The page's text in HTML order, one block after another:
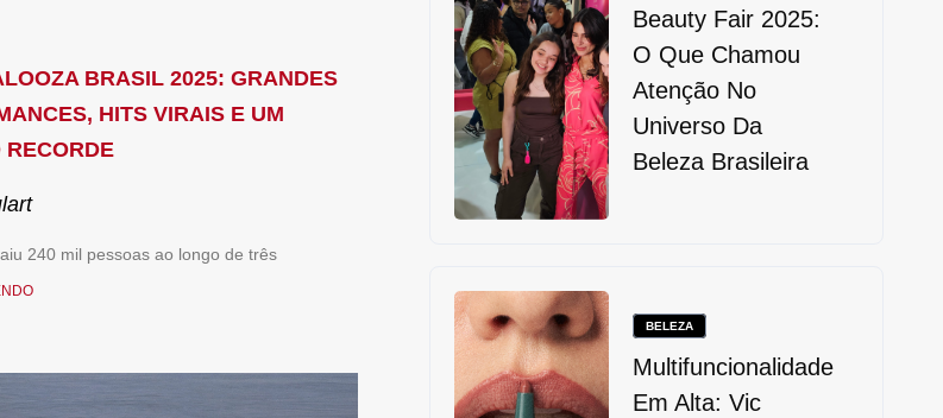
BRASIL 2025: GRANDES
HITS VIRAIS E UM
RECORDE
240 mil pessoas ao longo de três
Beauty Fair 2025:
O Que Chamou
Atenção No
Universo Da
Beleza Brasileira
BELEZA
Multifuncionalidade
Em Alta: Vic